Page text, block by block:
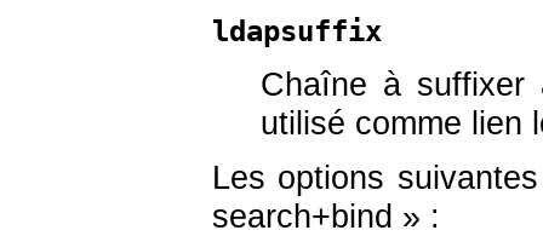
ldapsuffix
Chaîne à suffixer
utilisé comme lien
Les options
search+bind » :